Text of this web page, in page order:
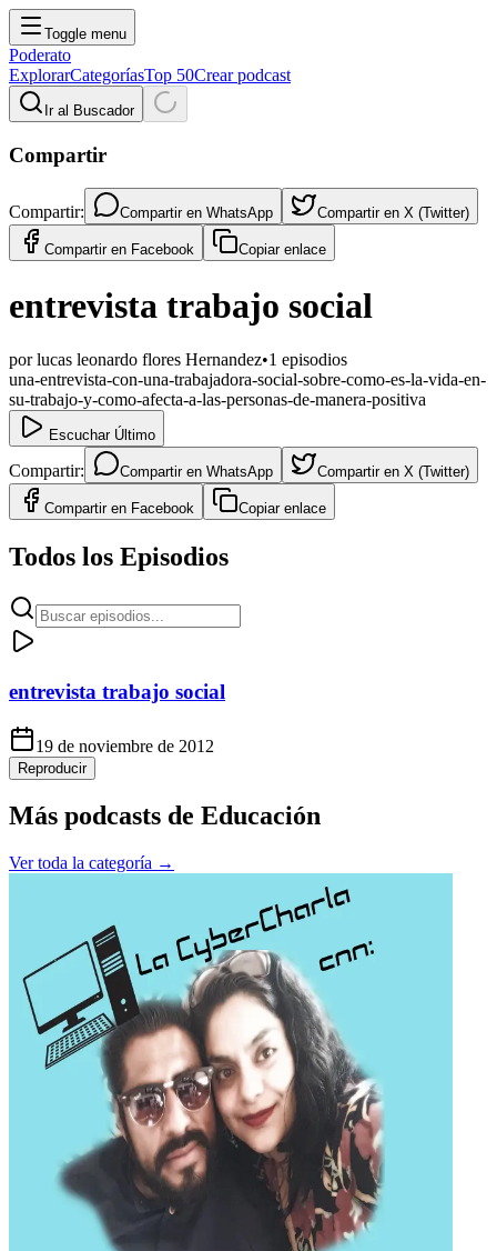
Toggle menu
Poderato
ExplorarCategoríasTop 50Crear podcast
Ir al Buscador
Compartir
Compartir: Compartir en WhatsApp Compartir en X (Twitter)
Compartir en Facebook Copiar enlace
entrevista trabajo social
porlucas leonardo flores Hernandez•1 episodios
una-entrevista-con-una-trabajadora-social-sobre-como-es-la-vida-en-
su-trabajo-y-como-afecta-a-las-personas-de-manera-positiva
Escuchar Último
Compartir: Compartir en WhatsApp Compartir en X (Twitter)
Compartir en Facebook Copiar enlace
Todos los Episodios
entrevista trabajo social
19 de noviembre de 2012
Reproducir
Más podcasts de Educación
Ver toda la categoría →